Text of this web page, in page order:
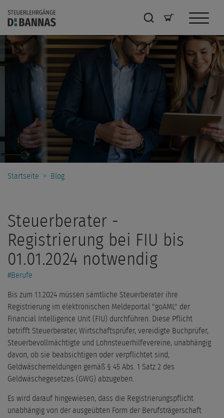
Startseite > Blog
Steuerberater -
Registrierung bei FIU bis
01.01.2024 notwendig
#Berufe
Bis zum 1.1.2024 müssen sämtliche Steuerberater ihre
Registrierung im elektronischen Meldeportal "goAML" der
Financial Intelligence Unit (FIU) durchführen. Diese Pflicht
betrifft Steuerberater, Wirtschaftsprüfer, vereidigte Buchprüfer,
Steuerbevollmächtigte und Lohnsteuerhilfevereine, unabhängig
davon, ob sie beabsichtigen oder verpflichtet sind,
Geldwäschemeldungen gemäß § 45 Abs. 1 Satz 2 des
Geldwäschegesetzes (GWG) abzugeben.
Es wird darauf hingewiesen, dass die Registrierungspflicht
unabhängig von der ausgeübten Form der Berufsträgerschaft